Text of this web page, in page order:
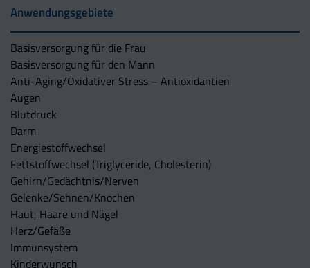
Anwendungsgebiete
Basisversorgung für die Frau
Basisversorgung für den Mann
Anti-Aging/Oxidativer Stress – Antioxidantien
Augen
Blutdruck
Darm
Energiestoffwechsel
Fettstoffwechsel (Triglyceride, Cholesterin)
Gehirn/Gedächtnis/Nerven
Gelenke/Sehnen/Knochen
Haut, Haare und Nägel
Herz/Gefäße
Immunsystem
Kinderwunsch